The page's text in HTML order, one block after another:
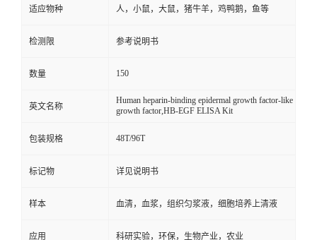
适应物种 人，小鼠，大鼠，猪牛羊，鸡鸭鹅，鱼等
检测限 参考说明书
数量 150
英文名称
Human heparin-binding epidermal growth factor-like
growth factor,HB-EGF ELISA Kit
包装规格 48T/96T
标记物 详见说明书
样本 血清，血浆，组织匀浆液，细胞培养上清液
应用 科研实验，环保，生物产业，农业